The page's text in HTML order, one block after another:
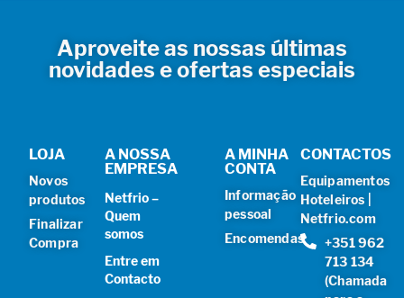
Aproveite as nossas últimas
novidades e ofertas especiais
LOJA
Novos
produtos
Finalizar
Compra
A NOSSA
EMPRESA
Netfrio –
Quem
somos
Entre em
Contacto
A MINHA
CONTA
Informação
pessoal
Encomendas
CONTACTOS
Equipamentos
Hoteleiros |
Netfrio.com
+351 962
713 134
(Chamada